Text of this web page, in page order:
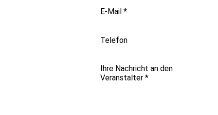
E-Mail *
Telefon
Ihre Nachricht an den
Veranstalter *